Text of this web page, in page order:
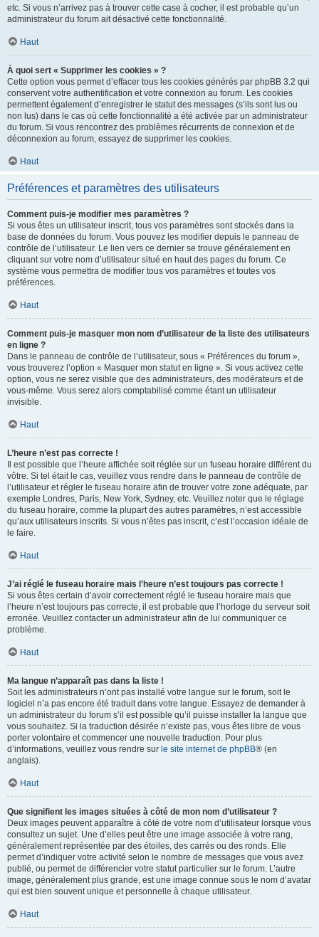
etc. Si vous n’arrivez pas à trouver cette case à cocher, il est probable qu’un
administrateur du forum ait désactivé cette fonctionnalité.
Haut
À quoi sert « Supprimer les cookies » ?
Cette option vous permet d’effacer tous les cookies générés par phpBB 3.2 qui
conservent votre authentification et votre connexion au forum. Les cookies
permettent également d’enregistrer le statut des messages (s’ils sont lus ou
non lus) dans le cas où cette fonctionnalité a été activée par un administrateur
du forum. Si vous rencontrez des problèmes récurrents de connexion et de
déconnexion au forum, essayez de supprimer les cookies.
Haut
Préférences et paramètres des utilisateurs
Comment puis-je modifier mes paramètres ?
Si vous êtes un utilisateur inscrit, tous vos paramètres sont stockés dans la
base de données du forum. Vous pouvez les modifier depuis le panneau de
contrôle de l’utilisateur. Le lien vers ce dernier se trouve généralement en
cliquant sur votre nom d’utilisateur situé en haut des pages du forum. Ce
système vous permettra de modifier tous vos paramètres et toutes vos
préférences.
Haut
Comment puis-je masquer mon nom d’utilisateur de la liste des utilisateurs
en ligne ?
Dans le panneau de contrôle de l’utilisateur, sous « Préférences du forum »,
vous trouverez l’option « Masquer mon statut en ligne ». Si vous activez cette
option, vous ne serez visible que des administrateurs, des modérateurs et de
vous-même. Vous serez alors comptabilisé comme étant un utilisateur
invisible.
Haut
L’heure n’est pas correcte !
Il est possible que l’heure affichée soit réglée sur un fuseau horaire différent du
vôtre. Si tel était le cas, veuillez vous rendre dans le panneau de contrôle de
l’utilisateur et régler le fuseau horaire afin de trouver votre zone adéquate, par
exemple Londres, Paris, New York, Sydney, etc. Veuillez noter que le réglage
du fuseau horaire, comme la plupart des autres paramètres, n’est accessible
qu’aux utilisateurs inscrits. Si vous n’êtes pas inscrit, c’est l’occasion idéale de
le faire.
Haut
J’ai réglé le fuseau horaire mais l’heure n’est toujours pas correcte !
Si vous êtes certain d’avoir correctement réglé le fuseau horaire mais que
l’heure n’est toujours pas correcte, il est probable que l’horloge du serveur soit
erronée. Veuillez contacter un administrateur afin de lui communiquer ce
problème.
Haut
Ma langue n’apparaît pas dans la liste !
Soit les administrateurs n’ont pas installé votre langue sur le forum, soit le
logiciel n’a pas encore été traduit dans votre langue. Essayez de demander à
un administrateur du forum s’il est possible qu’il puisse installer la langue que
vous souhaitez. Si la traduction désirée n’existe pas, vous êtes libre de vous
porter volontaire et commencer une nouvelle traduction. Pour plus
d’informations, veuillez vous rendre sur le site internet de phpBB® (en
anglais).
Haut
Que signifient les images situées à côté de mon nom d’utilisateur ?
Deux images peuvent apparaître à côté de votre nom d’utilisateur lorsque vous
consultez un sujet. Une d’elles peut être une image associée à votre rang,
généralement représentée par des étoiles, des carrés ou des ronds. Elle
permet d’indiquer votre activité selon le nombre de messages que vous avez
publié, ou permet de différencier votre statut particulier sur le forum. L’autre
image, généralement plus grande, est une image connue sous le nom d’avatar
qui est bien souvent unique et personnelle à chaque utilisateur.
Haut